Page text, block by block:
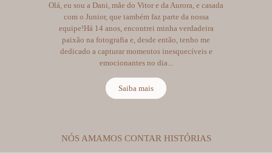
Olá, eu sou a Dani, mãe do Vitor e da Aurora, e casada
com o Junior, que também faz parte da nossa
equipe!Há 14 anos, encontrei minha verdadeira
paixão na fotografia e, desde então, tenho me
dedicado a capturar momentos inesquecíveis e
emocionantes no dia...
Saiba mais
NÓS AMAMOS CONTAR HISTÓRIAS